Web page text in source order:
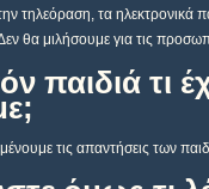
τηλεόραση, τα ηλεκτρονικά
θα μιλήσουμε για τις
παιδιά τι
τις απαντήσεις των